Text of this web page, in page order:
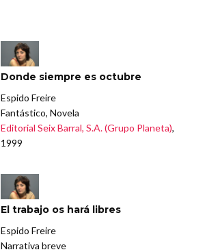
Donde siempre es octubre
Espido Freire
Fantástico, Novela
Editorial Seix Barral, S.A. (Grupo Planeta),
1999
El trabajo os hará libres
Espido Freire
Narrativa breve